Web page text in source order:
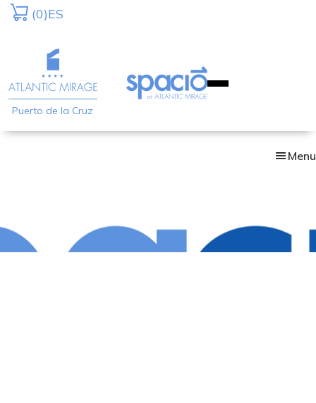
Skip
content
(0)ES
Puerto de la Cruz
Menu